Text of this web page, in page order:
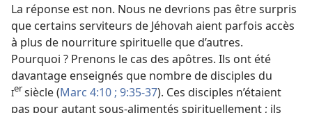
La réponse est non. Nous ne devrions pas être surpris
que certains serviteurs de Jéhovah aient parfois accès
à plus de nourriture spirituelle que d’autres.
Pourquoi ? Prenons le cas des apôtres. Ils ont été
davantage enseignés que nombre de disciples du
Iersiècle (Marc 4:10 ; 9:35-37). Ces disciples n’étaient
pas pour autant sous-alimentés spirituellement ; ils